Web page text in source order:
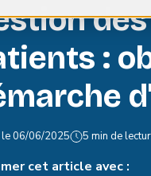
:
06/06/2025 5 min de
cet article avec :